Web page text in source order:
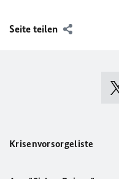
Seite teilen
Krisenvorsorgeliste